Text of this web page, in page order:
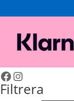
Facebook
Instagram
Filtrera